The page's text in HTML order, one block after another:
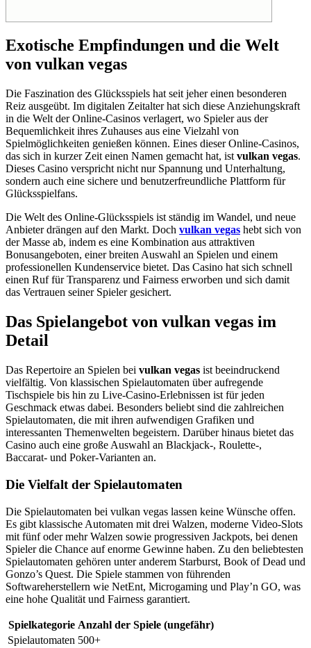
Exotische Empfindungen und die Welt
von vulkan vegas
Die Faszination des Glücksspiels hat seit jeher einen besonderen
Reiz ausgeübt. Im digitalen Zeitalter hat sich diese Anziehungskraft
in die Welt der Online-Casinos verlagert, wo Spieler aus der
Bequemlichkeit ihres Zuhauses aus eine Vielzahl von
Spielmöglichkeiten genießen können. Eines dieser Online-Casinos,
das sich in kurzer Zeit einen Namen gemacht hat, ist vulkan vegas.
Dieses Casino verspricht nicht nur Spannung und Unterhaltung,
sondern auch eine sichere und benutzerfreundliche Plattform für
Glücksspielfans.
Die Welt des Online-Glücksspiels ist ständig im Wandel, und neue
Anbieter drängen auf den Markt. Doch vulkan vegas hebt sich von
der Masse ab, indem es eine Kombination aus attraktiven
Bonusangeboten, einer breiten Auswahl an Spielen und einem
professionellen Kundenservice bietet. Das Casino hat sich schnell
einen Ruf für Transparenz und Fairness erworben und sich damit
das Vertrauen seiner Spieler gesichert.
Das Spielangebot von vulkan vegas im
Detail
Das Repertoire an Spielen bei vulkan vegas ist beeindruckend
vielfältig. Von klassischen Spielautomaten über aufregende
Tischspiele bis hin zu Live-Casino-Erlebnissen ist für jeden
Geschmack etwas dabei. Besonders beliebt sind die zahlreichen
Spielautomaten, die mit ihren aufwendigen Grafiken und
interessanten Themenwelten begeistern. Darüber hinaus bietet das
Casino auch eine große Auswahl an Blackjack-, Roulette-,
Baccarat- und Poker-Varianten an.
Die Vielfalt der Spielautomaten
Die Spielautomaten bei vulkan vegas lassen keine Wünsche offen.
Es gibt klassische Automaten mit drei Walzen, moderne Video-Slots
mit fünf oder mehr Walzen sowie progressiven Jackpots, bei denen
Spieler die Chance auf enorme Gewinne haben. Zu den beliebtesten
Spielautomaten gehören unter anderem Starburst, Book of Dead und
Gonzo’s Quest. Die Spiele stammen von führenden
Softwareherstellern wie NetEnt, Microgaming und Play’n GO, was
eine hohe Qualität und Fairness garantiert.
Spielkategorie Anzahl der Spiele (ungefähr)
Spielautomaten 500+